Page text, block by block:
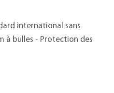
international sans
à bulles - Protection des